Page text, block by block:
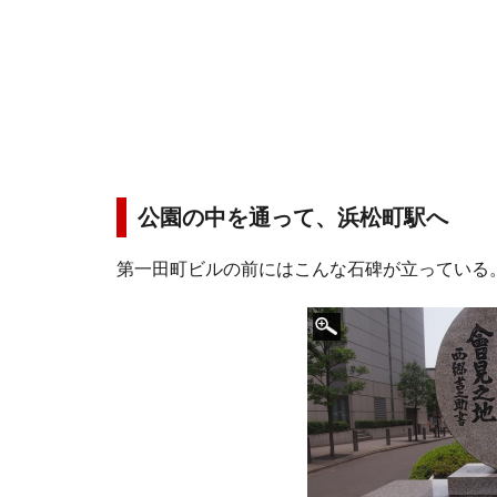
公園の中を通って、浜松町駅へ
第一田町ビルの前にはこんな石碑が立っている